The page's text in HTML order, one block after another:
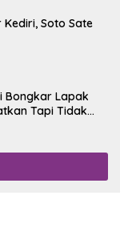
Kediri, Soto Sate
Bongkar Lapak
Tapi Tidak